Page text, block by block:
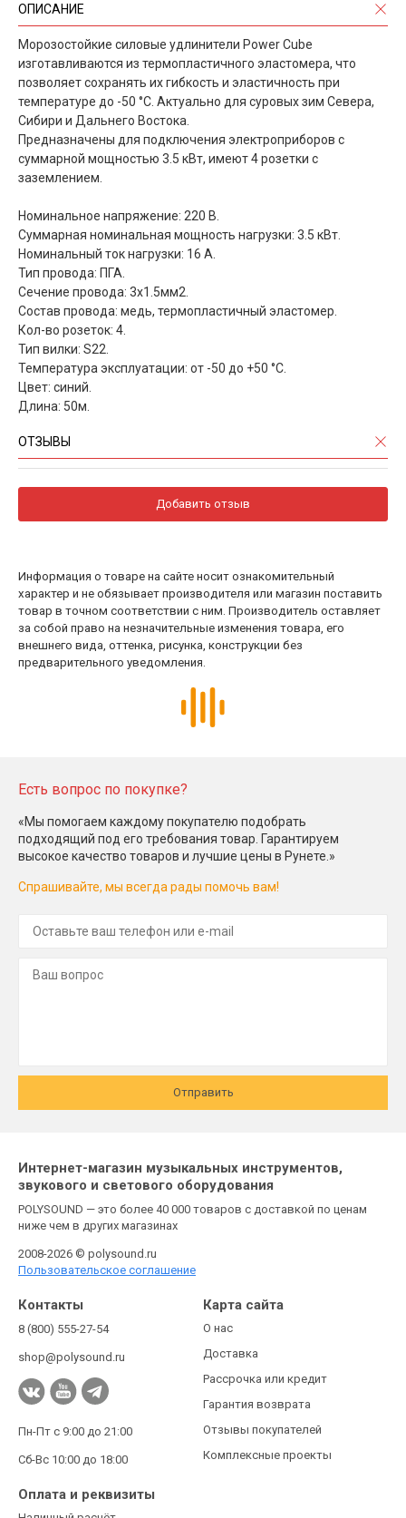
ОПИСАНИЕ
Морозостойкие силовые удлинители Power Cube
изготавливаются из термопластичного эластомера, что
позволяет сохранять их гибкость и эластичность при
температуре до -50 °С. Актуально для суровых зим Севера,
Сибири и Дальнего Востока.
Предназначены для подключения электроприборов с
суммарной мощностью 3.5 кВт, имеют 4 розетки с
заземлением.
Номинальное напряжение: 220 B.
Суммарная номинальная мощность нагрузки: 3.5 кВт.
Номинальный ток нагрузки: 16 А.
Тип провода: ПГА.
Сечение провода: 3х1.5мм2.
Состав провода: медь, термопластичный эластомер.
Кол-во розеток: 4.
Тип вилки: S22.
Температура эксплуатации: от -50 до +50 °С.
Цвет: синий.
Длина: 50м.
ОТЗЫВЫ
Добавить отзыв
Информация о товаре на сайте носит ознакомительный
характер и не обязывает производителя или магазин поставить
товар в точном соответствии с ним. Производитель оставляет
за собой право на незначительные изменения товара, его
внешнего вида, оттенка, рисунка, конструкции без
предварительного уведомления.
Есть вопрос по покупке?
«Мы помогаем каждому покупателю подобрать
подходящий под его требования товар. Гарантируем
высокое качество товаров и лучшие цены в Рунете.»
Спрашивайте, мы всегда рады помочь вам!
Отправить
Интернет-магазин музыкальных инструментов,
звукового и светового оборудования
POLYSOUND — это более 40 000 товаров с доставкой по ценам
ниже чем в других магазинах
2008-2026 © polysound.ru
Пользовательское соглашение
Контакты
8 (800) 555-27-54
shop@polysound.ru
Пн-Пт с 9:00 до 21:00
Сб-Вс 10:00 до 18:00
Карта сайта
О нас
Доставка
Рассрочка или кредит
Гарантия возврата
Отзывы покупателей
Комплексные проекты
Оплата и реквизиты